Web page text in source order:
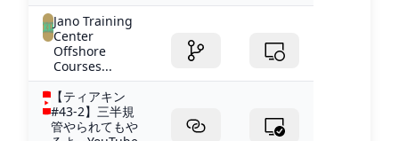
Jano Training
Center
Offshore
Courses...
【ティアキン
#43-2】三半規
管やられてもや